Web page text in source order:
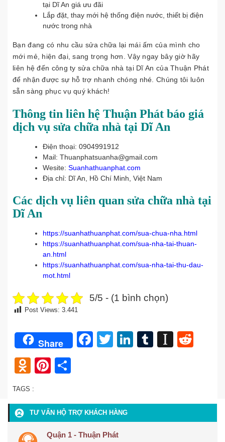
tại Dĩ An giá ưu đãi
Lắp đặt, thay mới hệ thống điện nước, thiết bị điện
nước trong nhà
Bạn đang có nhu cầu sửa chữa lại mái ấm của mình cho
mới mẻ, hiện đại, sang trọng hơn. Vậy ngay bây giờ hãy
liên hệ đến công ty sửa chữa nhà tại Dĩ An của Thuận Phát
để nhận được sự hỗ trợ nhanh chóng nhé. Chúng tôi luôn
sẵn sàng phục vụ quý khách!
Thông tin liên hệ Thuận Phát báo giá
dịch vụ sửa chữa nhà tại Dĩ An
Điện thoại: 0904991912
Mail: Thuanphatsuanha@gmail.com
Wesite: Suanhathuanphat.com
Địa chỉ: Dĩ An, Hồ Chí Minh, Việt Nam
Các dịch vụ liên quan sửa chữa nhà tại
Dĩ An
https://suanhathuanphat.com/sua-chua-nha.html
https://suanhathuanphat.com/sua-nha-tai-thuan-
an.html
https://suanhathuanphat.com/sua-nha-tai-thu-dau-
mot.html
5/5 - (1 bình chọn)
Post Views: 3.441
Share Facebook
TwitterLinkedIn
Tumblr
Odnoklassniki
Pinterest
TAGS :
TƯ VẤN HỘ TRỢ KHÁCH HÀNG
Quận 1 - Thuận Phát